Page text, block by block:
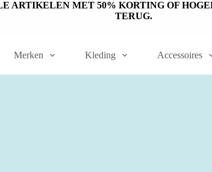
ARTIKELEN MET 50% KORTING OF
TERUG.
Merken Kleding Accessoires